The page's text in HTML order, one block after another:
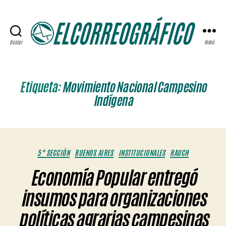
Buscar Menú
Etiqueta:Movimiento Nacional Campesino
Indígena
Categorías
5° SECCIÓN BUENOS AIRES INSTITUCIONALES RAUCH
Economía Popular entregó
insumos para organizaciones
políticas agrarias campesinas